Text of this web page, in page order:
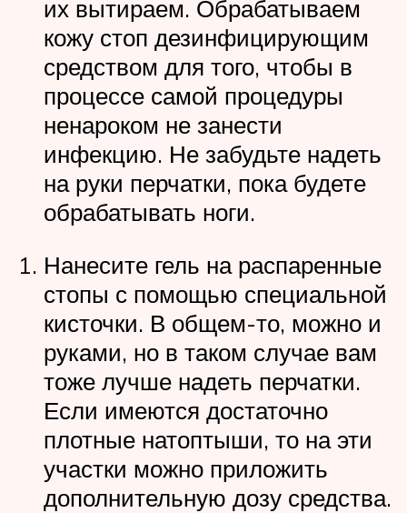
их вытираем. Обрабатываем
кожу стоп дезинфицирующим
средством для того, чтобы в
процессе самой процедуры
ненароком не занести
инфекцию. Не забудьте надеть
на руки перчатки, пока будете
обрабатывать ноги.
Нанесите гель на распаренные
стопы с помощью специальной
кисточки. В общем-то, можно и
руками, но в таком случае вам
тоже лучше надеть перчатки.
Если имеются достаточно
плотные натоптыши, то на эти
участки можно приложить
дополнительную дозу средства.